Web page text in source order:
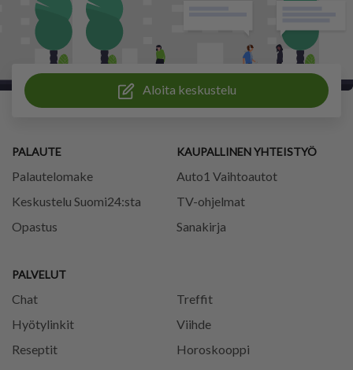
Aloita keskustelu
PALAUTE
Palautelomake
Keskustelu Suomi24:sta
Opastus
PALVELUT
Chat
Treffit
Hyötylinkit
Viihde
Reseptit
Horoskooppi
KAUPALLINEN YHTEISTYÖ
Auto1 Vaihtoautot
TV-ohjelmat
Sanakirja